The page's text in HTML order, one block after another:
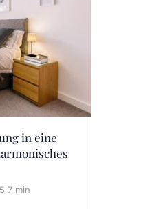
in eine
·7 min